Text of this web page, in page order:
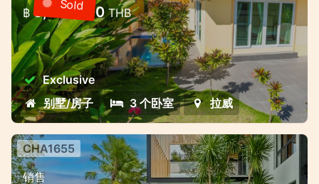
3卧室别墅，带游泳池的封闭式社区—Rawai，
普吉岛
Sold
฿ 8,000,000THB
Exclusive
别墅/房子
3 个卧室 拉威
查龙湾附近的高级别墅综合体-不同的
CHA1655
销售